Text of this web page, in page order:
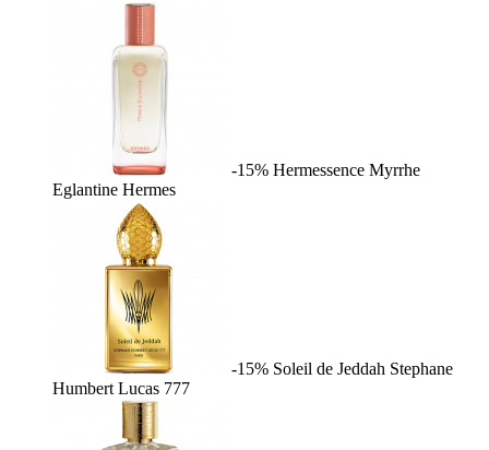
-15% Hermessence Myrrhe
Eglantine Hermes
-15% Soleil de Jeddah Stephane
Humbert Lucas 777